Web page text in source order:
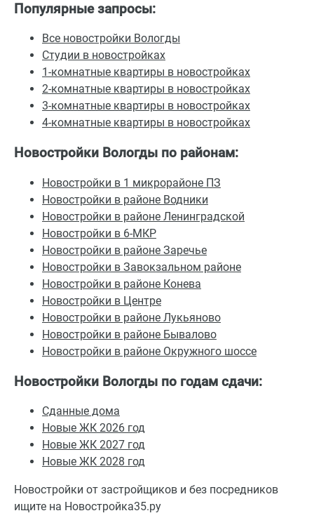
Популярные запросы:
Все новостройки Вологды
Студии в новостройках
1-комнатные квартиры в новостройках
2-комнатные квартиры в новостройках
3-комнатные квартиры в новостройках
4-комнатные квартиры в новостройках
Новостройки Вологды по районам:
Новостройки в 1 микрорайоне ПЗ
Новостройки в районе Водники
Новостройки в районе Ленинградской
Новостройки в 6-МКР
Новостройки в районе Заречье
Новостройки в Завокзальном районе
Новостройки в районе Конева
Новостройки в Центре
Новостройки в районе Лукьяново
Новостройки в районе Бывалово
Новостройки в районе Окружного шоссе
Новостройки Вологды по годам сдачи:
Сданные дома
Новые ЖК 2026 год
Новые ЖК 2027 год
Новые ЖК 2028 год
Новостройки от застройщиков и без посредников
ищите на Новостройка35.ру